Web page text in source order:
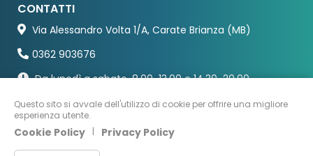
CONTATTI
Via Alessandro Volta 1/A, Carate Brianza (MB)
0362 903676
Da lunedì a sabato, 8.00-13.00 e 14.30-20.00
Questo sito si avvale dell'utilizzo di cookie per offrire una migliore
esperienza utente.
Cookie Policy | Privacy Policy